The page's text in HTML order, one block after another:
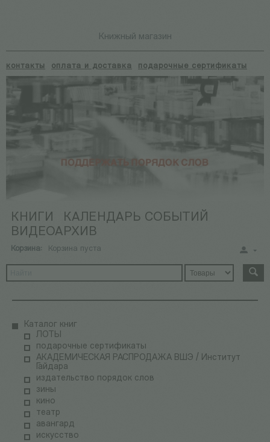
Книжный магазин
контакты оплата и доставка подарочные сертификаты
КНИГИ
КАЛЕНДАРЬ СОБЫТИЙ
ВИДЕОАРХИВ
Корзина: Корзина пуста
Каталог книг
ЛОТЫ
подарочные сертификаты
АКАДЕМИЧЕСКАЯ РАСПРОДАЖА ВШЭ / Институт
Гайдара
издательство порядок слов
зины
кино
театр
авангард
искусство